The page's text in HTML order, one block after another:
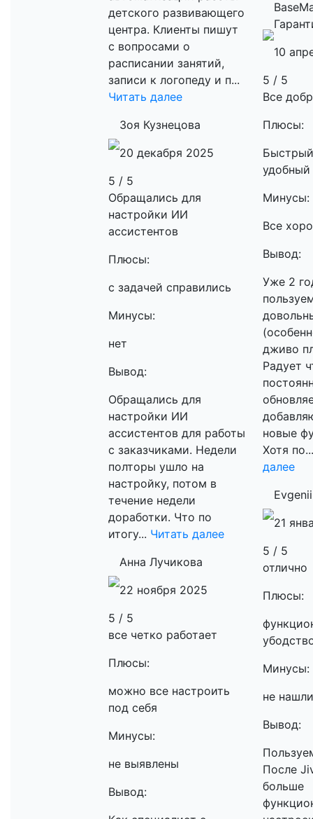
детского развивающего
центра. Клиенты пишут
с вопросами о
расписании занятий,
записи к логопеду и п...
Читать далее
Зоя Кузнецова
20 декабря 2025
5 / 5
Обращались для
настройки ИИ
ассистентов
Плюсы:
с задачей справились
Минусы:
нет
Вывод:
Обращались для
настройки ИИ
ассистентов для работы
с заказчиками. Недели
полторы ушло на
настройку, потом в
течение недели
доработки. Что по
итогу... Читать далее
Анна Лучикова
22 ноября 2025
5 / 5
все четко работает
Плюсы:
можно все настроить
под себя
Минусы:
не выявлены
Вывод:
10
5 / 5
Все
Плюсы:
удобный
Минусы:
Все
Вывод:
Уже 2
дживо
Радует
новые
Хотя
далее
21
5 / 5
отлично
Плюсы:
Минусы:
не нашли
Вывод:
После
больше